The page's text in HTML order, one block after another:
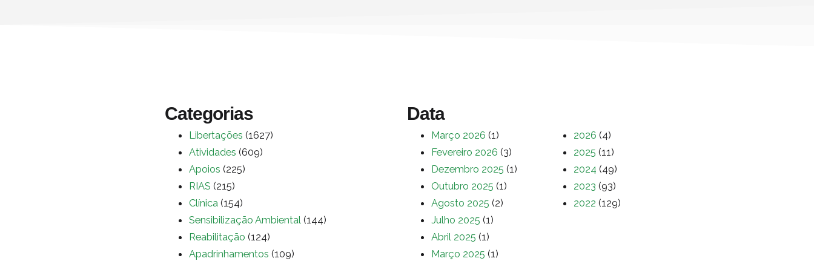
Categorias
Libertações (1627)
Atividades (609)
Apoios (225)
RIAS (215)
Clínica (154)
Sensibilização Ambiental (144)
Reabilitação (124)
Apadrinhamentos (109)
Data
Março 2026 (1)
Fevereiro 2026 (3)
Dezembro 2025 (1)
Outubro 2025 (1)
Agosto 2025 (2)
Julho 2025 (1)
Abril 2025 (1)
Março 2025 (1)
2026 (4)
2025 (11)
2024 (49)
2023 (93)
2022 (129)